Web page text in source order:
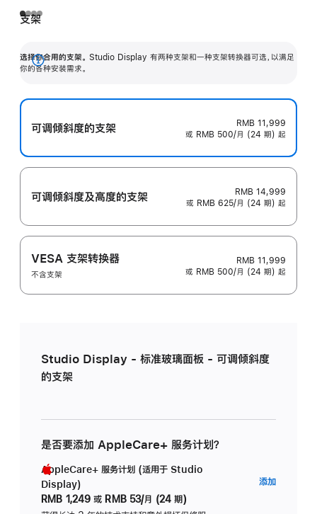
支架
选择你合用的支架。 Studio Display 有两种支架和一种支架转换器可选，以满足
你的各种安装需求。
展
可调倾斜度的支架
RMB 11,999
或 RMB 500/月 (24 期) 起
可调倾斜度及高‍度的支‍架
RMB 14,999
或 RMB 625/月 (24 期) 起
VESA 支架转换器
不含支架
RMB 11,999
或 RMB 500/月 (24 期) 起
Studio Display - 标准玻璃面板 - 可调倾斜度
的支架
是否要添加 AppleCare+ 服务计划？
AppleCare+ 服务计划 (适用于 Studio
Display)
RMB 1,249 或 RMB 53/月 (24 期)
添加